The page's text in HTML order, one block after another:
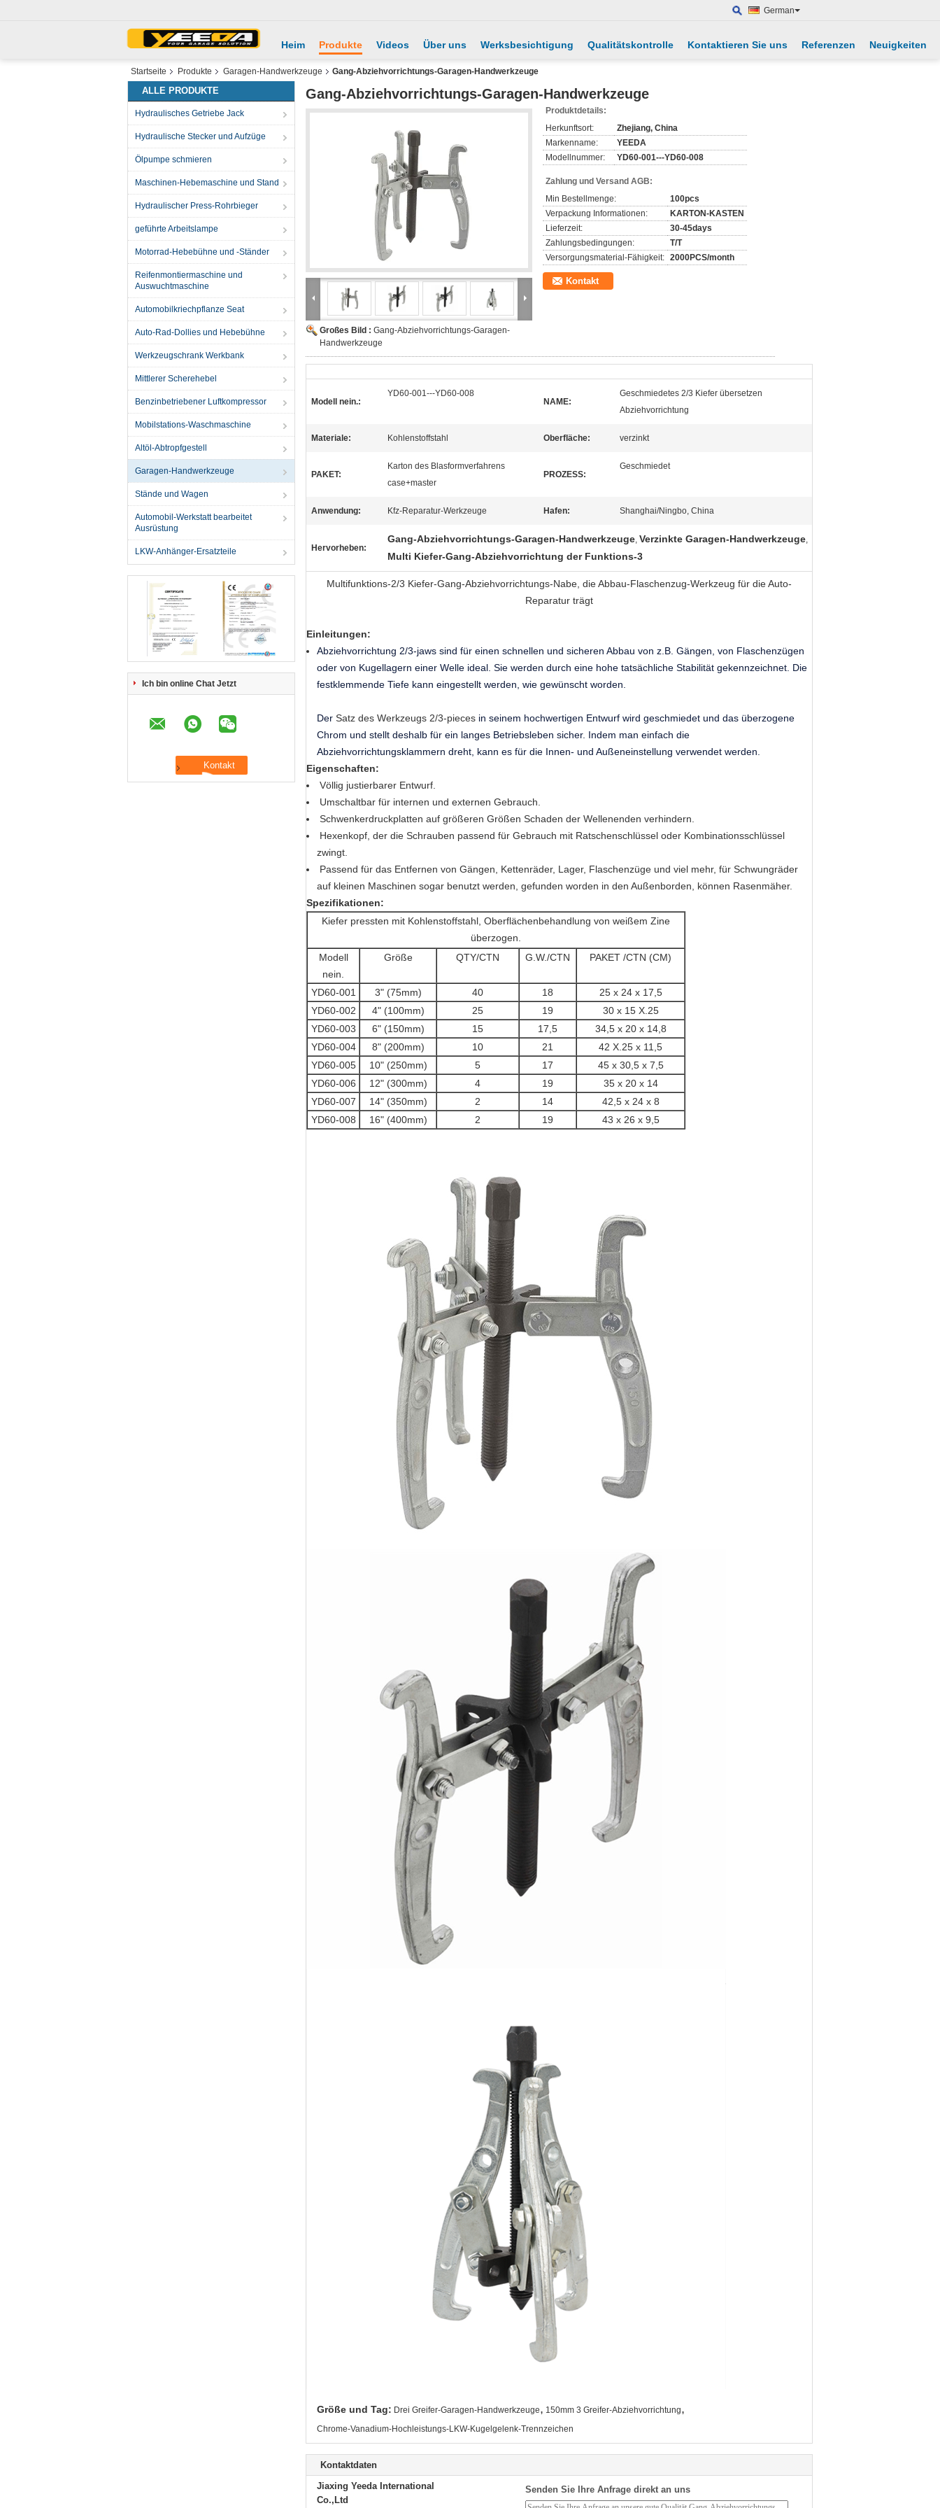
German
Heim Produkte Videos Über uns Werksbesichtigung Qualitätskontrolle Kontaktieren Sie uns Referenzen Neuigkeiten
Startseite Produkte Garagen-Handwerkzeuge Gang-Abziehvorrichtungs-Garagen-Handwerkzeuge
ALLE PRODUKTE
Hydraulisches Getriebe Jack
Hydraulische Stecker und Aufzüge
Ölpumpe schmieren
Maschinen-Hebemaschine und Stand
Hydraulischer Press-Rohrbieger
geführte Arbeitslampe
Motorrad-Hebebühne und -Ständer
Reifenmontiermaschine und
Auswuchtmaschine
Automobilkriechpflanze Seat
Auto-Rad-Dollies und Hebebühne
Werkzeugschrank Werkbank
Mittlerer Scherehebel
Benzinbetriebener Luftkompressor
Mobilstations-Waschmaschine
Altöl-Abtropfgestell
Garagen-Handwerkzeuge
Stände und Wagen
Automobil-Werkstatt bearbeitet
Ausrüstung
LKW-Anhänger-Ersatzteile
Ich bin online Chat Jetzt
Gang-Abziehvorrichtungs-Garagen-Handwerkzeuge
Großes Bild : Gang-Abziehvorrichtungs-Garagen-
Handwerkzeuge
Produktdetails:
Herkunftsort:
Zhejiang, China
Markenname:
YEEDA
Modellnummer:
YD60-001---YD60-008
Zahlung und Versand AGB:
Min Bestellmenge:
100pcs
Verpackung Informationen:
KARTON-KASTEN
Lieferzeit:
30-45days
Zahlungsbedingungen:
T/T
Versorgungsmaterial-Fähigkeit: 2000PCS/month
Kontakt
Modell nein.:
YD60-001---YD60-008
NAME:
Geschmiedetes 2/3 Kiefer übersetzen
Abziehvorrichtung
Materiale: Kohlenstoffstahl Oberfläche: verzinkt
PAKET:
Karton des Blasformverfahrens
case+master
PROZESS:
Geschmiedet
Anwendung: Kfz-Reparatur-Werkzeuge Hafen: Shanghai/Ningbo, China
Hervorheben:
Gang-Abziehvorrichtungs-Garagen-Handwerkzeuge, Verzinkte Garagen-Handwerkzeuge,
Multi Kiefer-Gang-Abziehvorrichtung der Funktions-3
Multifunktions-2/3 Kiefer-Gang-Abziehvorrichtungs-Nabe, die Abbau-Flaschenzug-Werkzeug für die Auto-
Reparatur trägt
Einleitungen:
Abziehvorrichtung 2/3-jaws sind für einen schnellen und sicheren Abbau von z.B. Gängen, von Flaschenzügen
oder von Kugellagern einer Welle ideal. Sie werden durch eine hohe tatsächliche Stabilität gekennzeichnet. Die
festklemmende Tiefe kann eingestellt werden, wie gewünscht worden.
Der Satz des Werkzeugs 2/3-pieces in seinem hochwertigen Entwurf wird geschmiedet und das überzogene
Chrom und stellt deshalb für ein langes Betriebsleben sicher. Indem man einfach die
Abziehvorrichtungsklammern dreht, kann es für die Innen- und Außeneinstellung verwendet werden.
Eigenschaften:
Völlig justierbarer Entwurf.
Umschaltbar für internen und externen Gebrauch.
Schwenkerdruckplatten auf größeren Größen Schaden der Wellenenden verhindern.
Hexenkopf, der die Schrauben passend für Gebrauch mit Ratschenschlüssel oder Kombinationsschlüssel
zwingt.
Passend für das Entfernen von Gängen, Kettenräder, Lager, Flaschenzüge und viel mehr, für Schwungräder
auf kleinen Maschinen sogar benutzt werden, gefunden worden in den Außenborden, können Rasenmäher.
Spezifikationen:
Kiefer pressten mit Kohlenstoffstahl, Oberflächenbehandlung von weißem Zine
überzogen.
Modell
nein.
Größe QTY/CTN G.W./CTN PAKET /CTN (CM)
YD60-001 3" (75mm) 40 18
25 x 24 x 17,5
YD60-002
4" (100mm) 25 19
30 x 15 X.25
YD60-003
6" (150mm) 15 17,5
34,5 x 20 x 14,8
YD60-004
8" (200mm) 10 21
42 X.25 x 11,5
YD60-005
10" (250mm) 5 17
45 x 30,5 x 7,5
YD60-006
12" (300mm) 4 19
35 x 20 x 14
YD60-007
14" (350mm) 2 14
42,5 x 24 x 8
YD60-008
16" (400mm) 2 19 43 x 26 x 9,5
Größe und Tag: Drei Greifer-Garagen-Handwerkzeuge, 150mm 3 Greifer-Abziehvorrichtung,
Chrome-Vanadium-Hochleistungs-LKW-Kugelgelenk-Trennzeichen
Kontaktdaten
Jiaxing Yeeda International
Co.,Ltd
Senden Sie Ihre Anfrage direkt an uns